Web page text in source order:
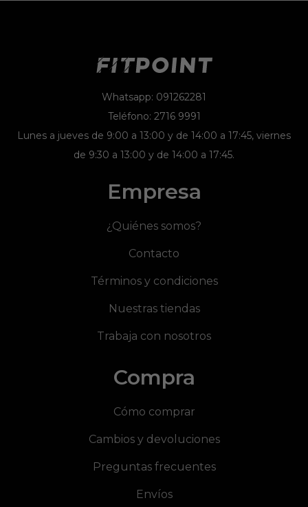
Whatsapp: 091262281
Teléfono: 2716 9991
Lunes a jueves de 9:00 a 13:00 y de 14:00 a 17:45, viernes
de 9:30 a 13:00 y de 14:00 a 17:45.
Empresa
¿Quiénes somos?
Contacto
Términos y condiciones
Nuestras tiendas
Trabaja con nosotros
Compra
Cómo comprar
Cambios y devoluciones
Preguntas frecuentes
Envíos